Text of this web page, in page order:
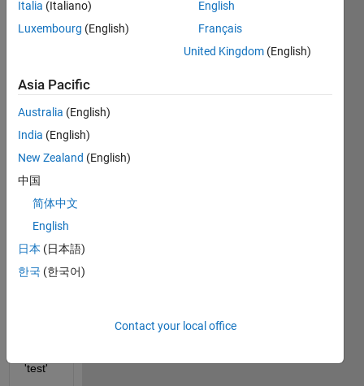
質問
で大
変恐
縮な
ので
す
が、
s.a =
'test'
Italia (Italiano)
Luxembourg (English)
English
Français
United Kingdom (English)
Asia Pacific
Australia (English)
India (English)
New Zealand (English)
中国
简体中文
English
日本 (日本語)
한국 (한국어)
Contact your local office